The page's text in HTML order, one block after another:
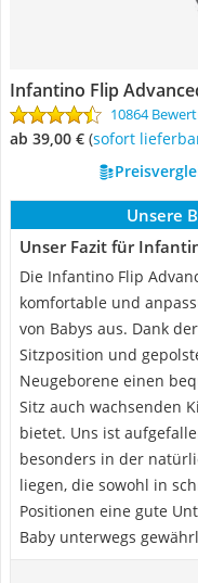
Infantino Flip
10864
ab 39,00 € ( Sofort
Unsere
Unser Fazit für
Die Infantino Flip
komfortable und
von Babys aus. Dank
Sitzposition und
Neugeborene einen
Sitz auch wachsenden
bietet. Uns ist
besonders in der
liegen, die sowohl in
Positionen eine gute
Baby unterwegs